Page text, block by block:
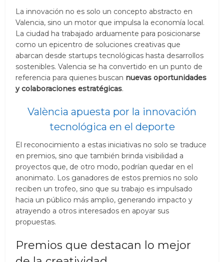
La innovación no es solo un concepto abstracto en
Valencia, sino un motor que impulsa la economía local.
La ciudad ha trabajado arduamente para posicionarse
como un epicentro de soluciones creativas que
abarcan desde startups tecnológicas hasta desarrollos
sostenibles. Valencia se ha convertido en un punto de
referencia para quienes buscan nuevas oportunidades
y colaboraciones estratégicas.
València apuesta por la innovación
tecnológica en el deporte
El reconocimiento a estas iniciativas no solo se traduce
en premios, sino que también brinda visibilidad a
proyectos que, de otro modo, podrían quedar en el
anonimato. Los ganadores de estos premios no solo
reciben un trofeo, sino que su trabajo es impulsado
hacia un público más amplio, generando impacto y
atrayendo a otros interesados en apoyar sus
propuestas.
Premios que destacan lo mejor